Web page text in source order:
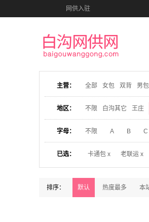
网供入驻
主营： 全部 女包 双背 男包
地区： 不限 白沟其它 王庄
字母： 不限 A B C
已选： 卡通包 x 老联运 x
排序： 默认 热度最多 本